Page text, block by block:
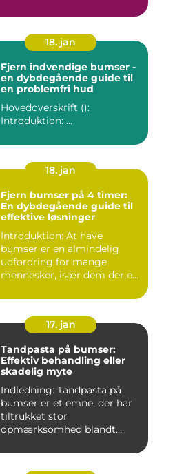
18. jan
Fjern indvendige bumser -
en dybdegående guide til
en problemfri hud
Hovedoverskrift ():
Introduktion: ...
18. jan
Fjern bumser på 4 timer:
En dybdegående guide til
effektive løsninger
Introduktion: At have
bumser er en almindelig
udfordring for mange
mennesker, især dem der er
17. jan
Tandpasta på bumser:
Effektiv behandling eller
skadelig myte
Indledning: Tandpasta på
bumser er et emne, der har
tiltrukket stor
opmærksomhed blandt